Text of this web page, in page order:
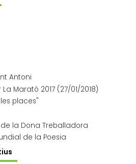
Antoni
Marató 2017 (27/01/2018)
places"
la Dona Treballadora
de la Poesia